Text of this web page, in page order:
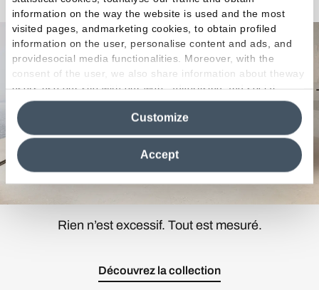
information on the way the website is used and the most
visited pages, andmarketing cookies, to obtain profiled
information on the user, personalise content and ads, and
providesocial media functionalities. Moreover, with the
consent of the user, we also share information about theway
users use our site with our web, advertising and social
media analytics partners, who may combine itwith other
information in their possession. By closing this banner,
clicking on "Reject", it will be possible tocontinue browsing
the site after installing only technical cookies. For more
information see the
Cookie Policy
Accept
Customize
Rien n’est excessif. Tout est mesuré.
Découvrez la collection